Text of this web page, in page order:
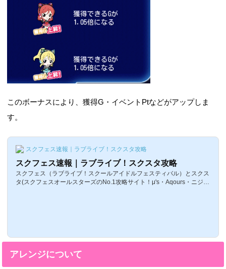
このボーナスにより、獲得G・イベントPtなどがアップしま
す。
スクフェス速報｜ラブライブ！スクスタ攻略
スクフェス速報｜ラブライブ！スクスタ攻略
スクフェス（ラブライブ！スクールアイドルフェスティバル）とスクス
タ(スクフェスオールスターズのNo.1攻略サイト！μ's・Aqours・ニジガ
アレンジについて